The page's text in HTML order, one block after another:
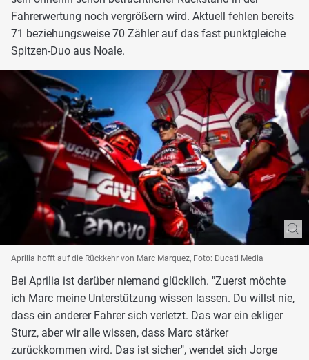
Fahrerwertung noch vergrößern wird. Aktuell fehlen bereits
71 beziehungsweise 70 Zähler auf das fast punktgleiche
Spitzen-Duo aus Noale.
Aprilia hofft auf die Rückkehr von Marc Marquez, Foto: Ducati Media
Bei Aprilia ist darüber niemand glücklich. "Zuerst möchte
ich Marc meine Unterstützung wissen lassen. Du willst nie,
dass ein anderer Fahrer sich verletzt. Das war ein ekliger
Sturz, aber wir alle wissen, dass Marc stärker
zurückkommen wird. Das ist sicher", wendet sich Jorge